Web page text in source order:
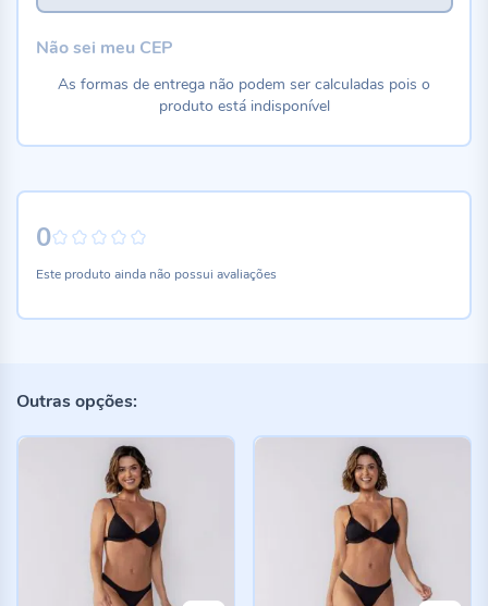
0
Este produto ainda não possui avaliações
Não sei meu CEP
As formas de entrega não podem ser calculadas pois o
produto está indisponível
Outras opções: